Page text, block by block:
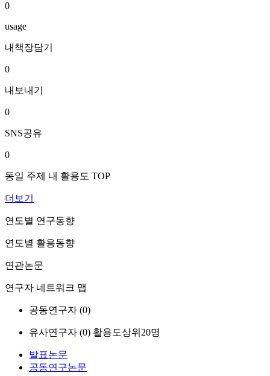
0
usage
내책장담기
0
내보내기
0
SNS공유
0
동일 주제 내 활용도 TOP
더보기
연도별 연구동향
연도별 활용동향
연관논문
연구자 네트워크 맵
공동연구자 (0)
유사연구자 (0) 활용도상위20명
발표논문
공동연구논문